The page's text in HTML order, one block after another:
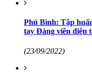
Phú Bình: Tập
tay Đảng viên điện
(23/09/2022)